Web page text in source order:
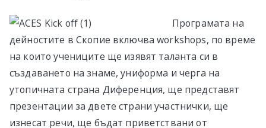
Програмата на
дейностите в Скопие включва workshops, по време
на които учениците ще изявят таланта си в
създаването на знаме, униформа и черга на
утопичната страна Диференция, ще представят
презентации за двете страни участнички, ще
изнесат речи, ще бъдат приветствани от